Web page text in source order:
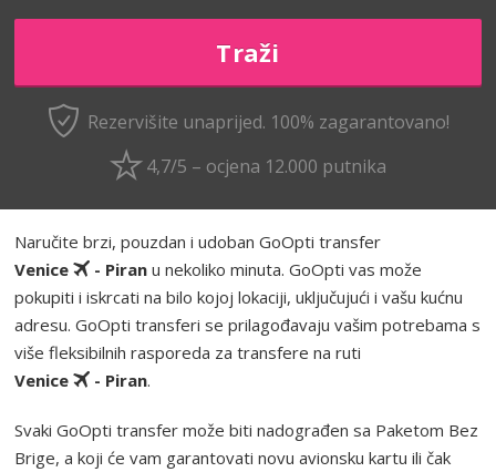
Rezervišite unaprijed. 100% zagarantovano!
4,7/5 – ocjena 12.000 putnika
Naručite brzi, pouzdan i udoban GoOpti transfer
Venice
- Piran u nekoliko minuta. GoOpti vas može
pokupiti i iskrcati na bilo kojoj lokaciji, uključujući i vašu kućnu
adresu. GoOpti transferi se prilagođavaju vašim potrebama s
više fleksibilnih rasporeda za transfere na ruti
Venice
- Piran.
Svaki GoOpti transfer može biti nadograđen sa Paketom Bez
Brige, a koji će vam garantovati novu avionsku kartu ili čak